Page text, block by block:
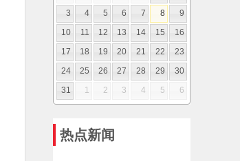
3
4 5 6 7 8
9
10
11 12 13 14 15
16
17
18 19 20 21 22
23
24
25 26 27 28 29
30
31
1 2 3 4 5 6
热点新闻